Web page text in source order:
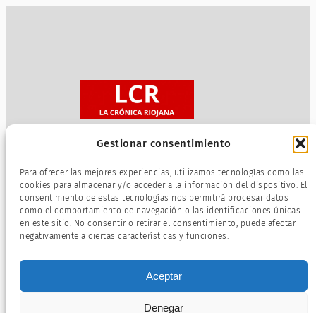
Gestionar consentimiento
Para ofrecer las mejores experiencias, utilizamos tecnologías como las
cookies para almacenar y/o acceder a la información del dispositivo. El
consentimiento de estas tecnologías nos permitirá procesar datos
como el comportamiento de navegación o las identificaciones únicas
en este sitio. No consentir o retirar el consentimiento, puede afectar
negativamente a ciertas características y funciones.
Aceptar
Denegar
Política de privacidad
Términos de servicio
Política de cookies